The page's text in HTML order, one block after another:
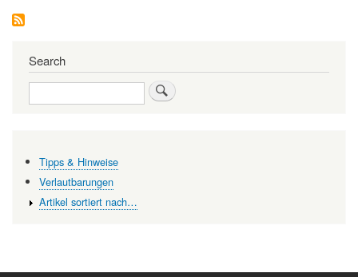
Search
Search
Tipps & Hinweise
Verlautbarungen
Artikel sortiert nach…